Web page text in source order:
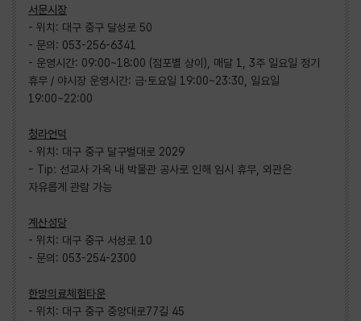
서문시장
- 위치: 대구 중구 달성로 50
- 문의: 053-256-6341
- 운영시간: 09:00~18:00 (점포별 상이), 매달 1, 3주 일요일 정기
휴무 / 야시장 운영시간: 금·토요일 19:00~23:30, 일요일
19:00~22:00
청라언덕
- 위치: 대구 중구 달구벌대로 2029
- Tip: 선교사 가옥 내 박물관 공사로 인해 임시 휴무, 외관은
자유롭게 관람 가능
계산성당
- 위치: 대구 중구 서성로 10
- 문의: 053-254-2300
한방의료체험타운
- 위치: 대구 중구 중앙대로77길 45